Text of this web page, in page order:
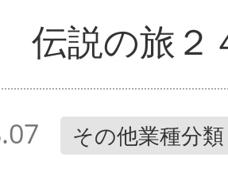
伝説の旅２
その他業種分類